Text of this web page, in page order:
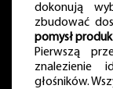
dokonują
zbudować
pomysł
Pierwszą
znalezienie
głośników.